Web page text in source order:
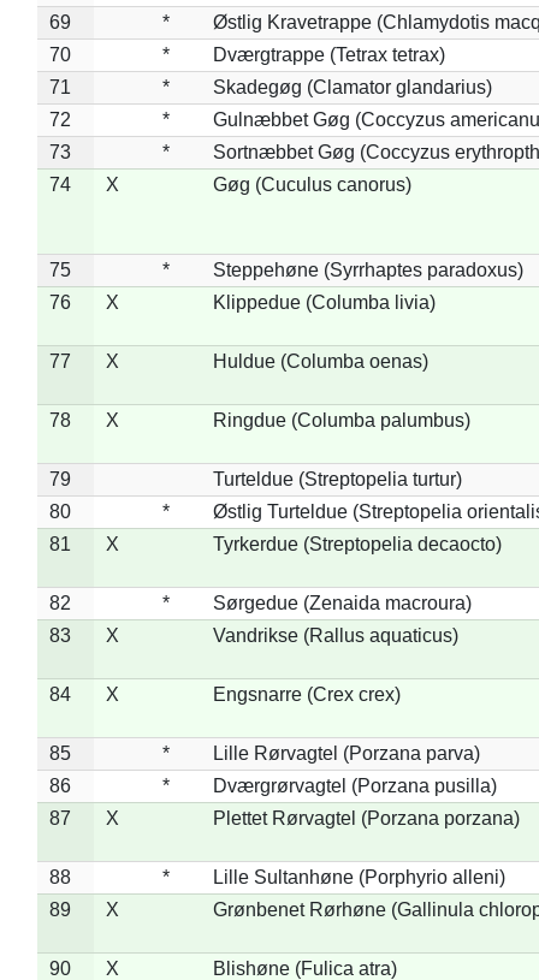
69 *
Østlig Kravetrappe (Chlamydotis
70
*
Dværgtrappe (Tetrax tetrax)
71
*
Skadegøg (Clamator glandarius)
72
*
Gulnæbbet Gøg (Coccyzus
73
*
Sortnæbbet Gøg (Coccyzus
74
X Gøg (Cuculus canorus)
75 *
Steppehøne (Syrrhaptes paradoxus)
76
X Klippedue (Columba livia)
77 X Huldue (Columba oenas)
78 X Ringdue (Columba palumbus)
79
Turteldue (Streptopelia turtur)
80
*
Østlig Turteldue (Streptopelia
81
X Tyrkerdue (Streptopelia decaocto)
82 *
Sørgedue (Zenaida macroura)
83
X Vandrikse (Rallus aquaticus)
84 X Engsnarre (Crex crex)
85 *
Lille Rørvagtel (Porzana parva)
86
*
Dværgrørvagtel (Porzana pusilla)
87
X Plettet Rørvagtel (Porzana porzana)
88 *
Lille Sultanhøne (Porphyrio alleni)
89
X Grønbenet Rørhøne (Gallinula
90 X Blishøne (Fulica atra)